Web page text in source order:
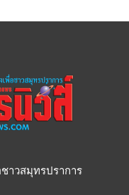
าวสมุทรปราการ